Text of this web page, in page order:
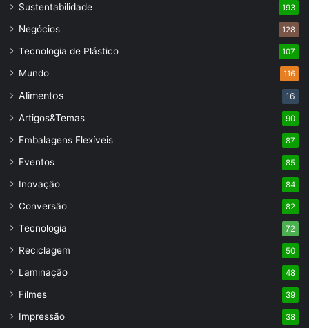
Sustentabilidade 193
Negócios 128
Tecnologia de Plástico 107
Mundo 116
Alimentos 16
Artigos&Temas 90
Embalagens Flexíveis 87
Eventos 85
Inovação 84
Conversão 82
Tecnologia 72
Reciclagem 50
Laminação 48
Filmes 39
Impressão 38